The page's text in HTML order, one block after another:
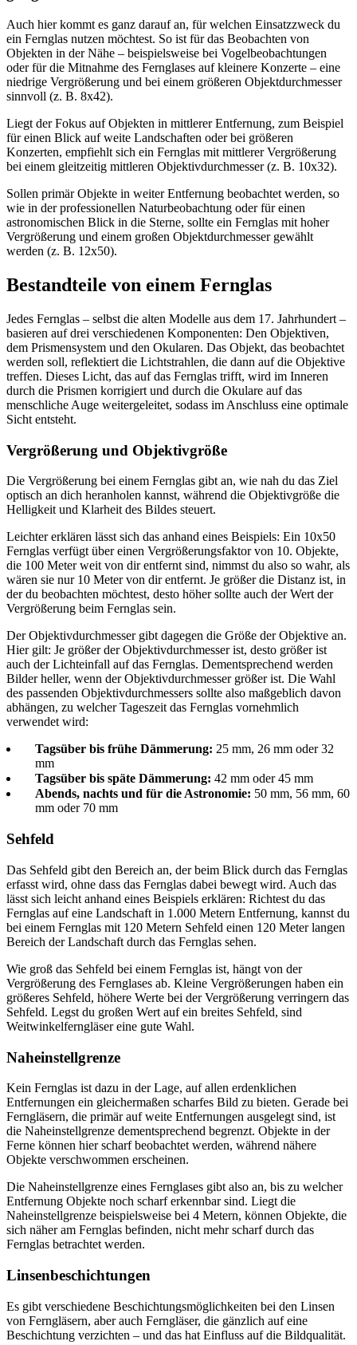
Auch hier kommt es ganz darauf an, für welchen Einsatzzweck du
ein Fernglas nutzen möchtest. So ist für das Beobachten von
Objekten in der Nähe – beispielsweise bei Vogelbeobachtungen
oder für die Mitnahme des Fernglases auf kleinere Konzerte – eine
niedrige Vergrößerung und bei einem größeren Objektdurchmesser
sinnvoll (z. B. 8x42).
Liegt der Fokus auf Objekten in mittlerer Entfernung, zum Beispiel
für einen Blick auf weite Landschaften oder bei größeren
Konzerten, empfiehlt sich ein Fernglas mit mittlerer Vergrößerung
bei einem gleitzeitig mittleren Objektivdurchmesser (z. B. 10x32).
Sollen primär Objekte in weiter Entfernung beobachtet werden, so
wie in der professionellen Naturbeobachtung oder für einen
astronomischen Blick in die Sterne, sollte ein Fernglas mit hoher
Vergrößerung und einem großen Objektdurchmesser gewählt
werden (z. B. 12x50).
Bestandteile von einem Fernglas
Jedes Fernglas – selbst die alten Modelle aus dem 17. Jahrhundert –
basieren auf drei verschiedenen Komponenten: Den Objektiven,
dem Prismensystem und den Okularen. Das Objekt, das beobachtet
werden soll, reflektiert die Lichtstrahlen, die dann auf die Objektive
treffen. Dieses Licht, das auf das Fernglas trifft, wird im Inneren
durch die Prismen korrigiert und durch die Okulare auf das
menschliche Auge weitergeleitet, sodass im Anschluss eine optimale
Sicht entsteht.
Vergrößerung und Objektivgröße
Die Vergrößerung bei einem Fernglas gibt an, wie nah du das Ziel
optisch an dich heranholen kannst, während die Objektivgröße die
Helligkeit und Klarheit des Bildes steuert.
Leichter erklären lässt sich das anhand eines Beispiels: Ein 10x50
Fernglas verfügt über einen Vergrößerungsfaktor von 10. Objekte,
die 100 Meter weit von dir entfernt sind, nimmst du also so wahr, als
wären sie nur 10 Meter von dir entfernt. Je größer die Distanz ist, in
der du beobachten möchtest, desto höher sollte auch der Wert der
Vergrößerung beim Fernglas sein.
Der Objektivdurchmesser gibt dagegen die Größe der Objektive an.
Hier gilt: Je größer der Objektivdurchmesser ist, desto größer ist
auch der Lichteinfall auf das Fernglas. Dementsprechend werden
Bilder heller, wenn der Objektivdurchmesser größer ist. Die Wahl
des passenden Objektivdurchmessers sollte also maßgeblich davon
abhängen, zu welcher Tageszeit das Fernglas vornehmlich
verwendet wird:
Tagsüber bis frühe Dämmerung: 25 mm, 26 mm oder 32
mm
Tagsüber bis späte Dämmerung: 42 mm oder 45 mm
Abends, nachts und für die Astronomie: 50 mm, 56 mm, 60
mm oder 70 mm
Sehfeld
Das Sehfeld gibt den Bereich an, der beim Blick durch das Fernglas
erfasst wird, ohne dass das Fernglas dabei bewegt wird. Auch das
lässt sich leicht anhand eines Beispiels erklären: Richtest du das
Fernglas auf eine Landschaft in 1.000 Metern Entfernung, kannst du
bei einem Fernglas mit 120 Metern Sehfeld einen 120 Meter langen
Bereich der Landschaft durch das Fernglas sehen.
Wie groß das Sehfeld bei einem Fernglas ist, hängt von der
Vergrößerung des Fernglases ab. Kleine Vergrößerungen haben ein
größeres Sehfeld, höhere Werte bei der Vergrößerung verringern das
Sehfeld. Legst du großen Wert auf ein breites Sehfeld, sind
Weitwinkelferngläser eine gute Wahl.
Naheinstellgrenze
Kein Fernglas ist dazu in der Lage, auf allen erdenklichen
Entfernungen ein gleichermaßen scharfes Bild zu bieten. Gerade bei
Ferngläsern, die primär auf weite Entfernungen ausgelegt sind, ist
die Naheinstellgrenze dementsprechend begrenzt. Objekte in der
Ferne können hier scharf beobachtet werden, während nähere
Objekte verschwommen erscheinen.
Die Naheinstellgrenze eines Fernglases gibt also an, bis zu welcher
Entfernung Objekte noch scharf erkennbar sind. Liegt die
Naheinstellgrenze beispielsweise bei 4 Metern, können Objekte, die
sich näher am Fernglas befinden, nicht mehr scharf durch das
Fernglas betrachtet werden.
Linsenbeschichtungen
Es gibt verschiedene Beschichtungsmöglichkeiten bei den Linsen
von Ferngläsern, aber auch Ferngläser, die gänzlich auf eine
Beschichtung verzichten – und das hat Einfluss auf die Bildqualität.